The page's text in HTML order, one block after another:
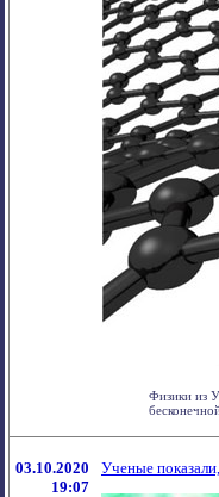
Физики из
03.10.2020
19:07
Ученые